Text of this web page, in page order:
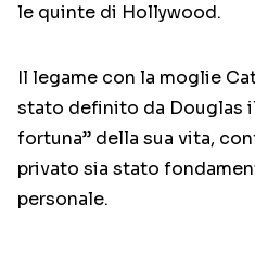
le quinte di Hollywood.
Il legame con la moglie
stato definito da Douglas
fortuna” della sua vita,
privato sia stato
personale.